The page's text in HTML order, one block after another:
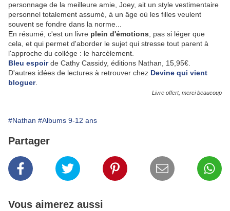
personnage de la meilleure amie, Joey, ait un style vestimentaire
personnel totalement assumé, à un âge où les filles veulent
souvent se fondre dans la norme...
En résumé, c'est un livre plein d'émotions , pas si léger que
cela, et qui permet d'aborder le sujet qui stresse tout parent à
l'approche du collège : le harcèlement.
Bleu espoirde Cathy Cassidy, éditions Nathan, 15,95€.
D'autres idées de lectures à retrouver chez Devine qui vient
bloguer.
Livre offert, merci beaucoup
#Nathan #Albums 9-12 ans
Partager
Vous aimerez aussi